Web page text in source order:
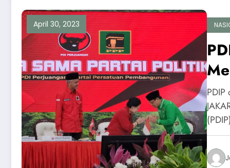
April 30, 2023
PDIP